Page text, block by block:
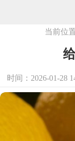
当前位
时间：2026-01-28